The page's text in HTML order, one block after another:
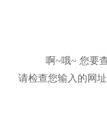
啊~哦~ 您要
请检查您输入的网